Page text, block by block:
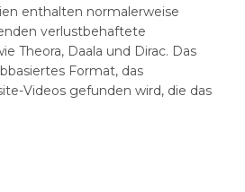
enthalten normalerweise
verlustbehaftete
Theora, Daala und Dirac. Das
Format, das
Videos gefunden wird, die das